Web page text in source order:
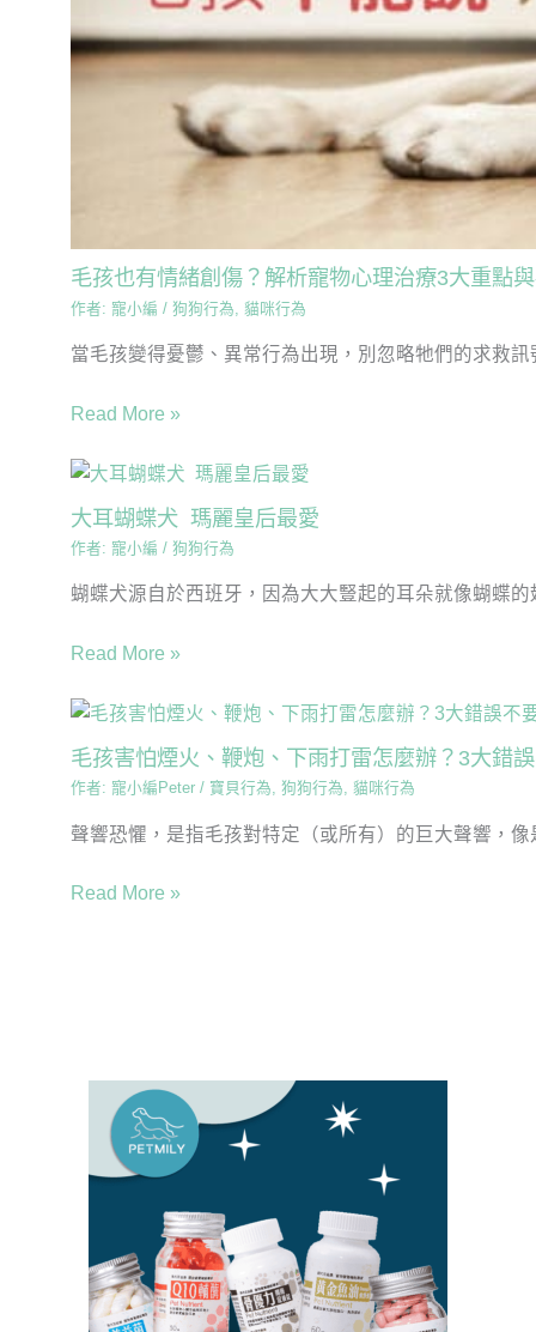
毛孩也有情緒創傷？解析寵物心理治療3大重點
作者: 寵小編 / 狗狗行為 貓咪行為
當毛孩變得憂鬱、異常行為出現，別忽略牠們的求救
Read More »
大耳蝴蝶犬 瑪麗皇后最愛
作者: 寵小編 / 狗狗行為
蝴蝶犬源自於西班牙，因為大大豎起的耳朵就像蝴蝶
Read More »
毛孩害怕煙火、鞭炮、下雨打雷怎麼辦？3大錯
作者: 寵小編Peter / 寶貝行為, 狗狗行為, 貓咪行為
聲響恐懼，是指毛孩對特定（或所有）的巨大聲響，
Read More »